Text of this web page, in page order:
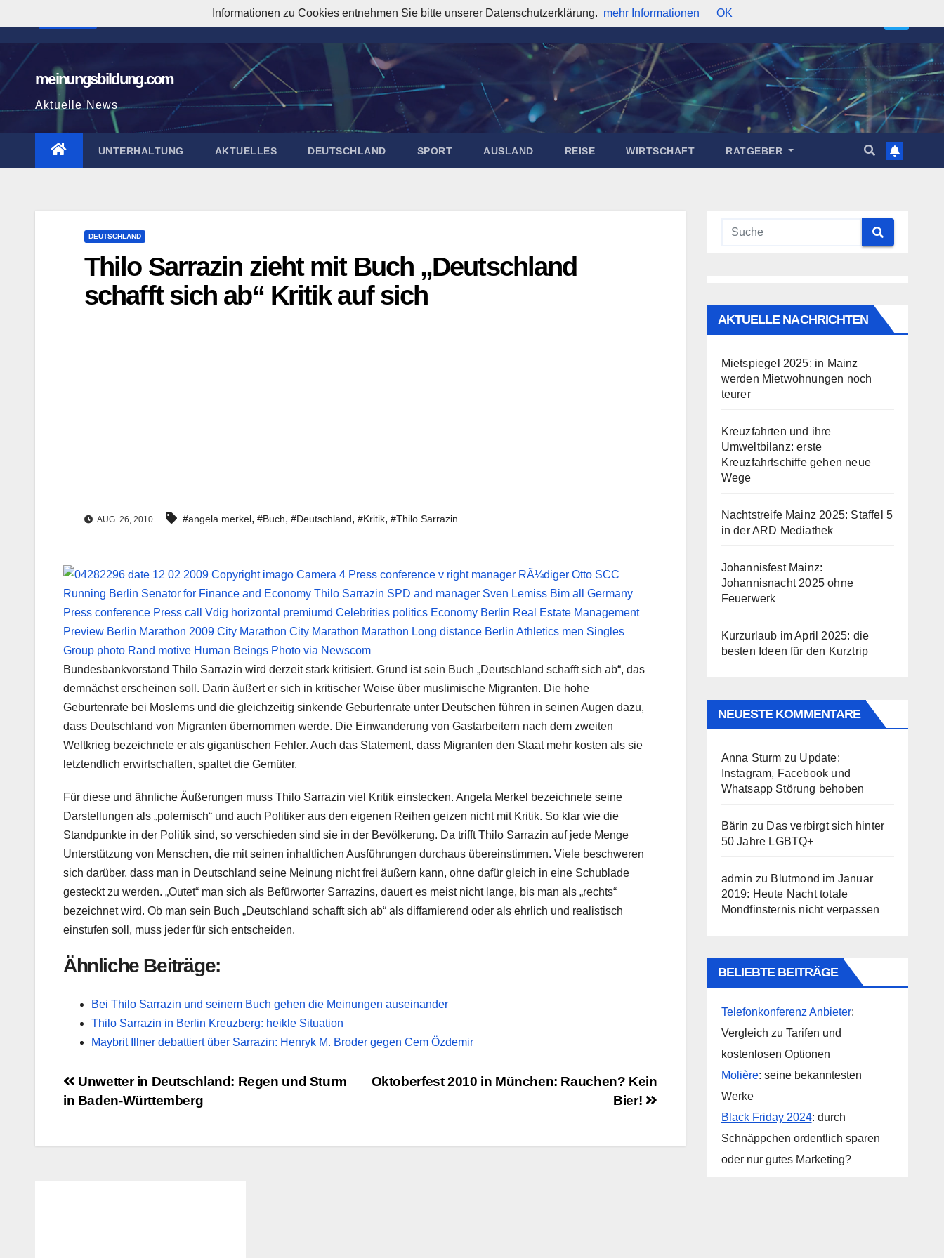
Inhalt
springen
meinungsbildung.com
Aktuelle News
UNTERHALTUNG AKTUELLES DEUTSCHLAND SPORT AUSLAND REISE WIRTSCHAFT RATGEBER
DEUTSCHLAND
Thilo Sarrazin zieht mit Buch „Deutschland
schafft sich ab“ Kritik auf sich
AUG. 26, 2010 #angela merkel, #Buch, #Deutschland, #Kritik, #Thilo Sarrazin
Bundesbankvorstand Thilo Sarrazin wird derzeit stark kritisiert. Grund ist sein Buch „Deutschland schafft sich ab“, das
demnächst erscheinen soll. Darin äußert er sich in kritischer Weise über muslimische Migranten. Die hohe
Geburtenrate bei Moslems und die gleichzeitig sinkende Geburtenrate unter Deutschen führen in seinen Augen dazu,
dass Deutschland von Migranten übernommen werde. Die Einwanderung von Gastarbeitern nach dem zweiten
Weltkrieg bezeichnete er als gigantischen Fehler. Auch das Statement, dass Migranten den Staat mehr kosten als sie
letztendlich erwirtschaften, spaltet die Gemüter.
Für diese und ähnliche Äußerungen muss Thilo Sarrazin viel Kritik einstecken. Angela Merkel bezeichnete seine
Darstellungen als „polemisch“ und auch Politiker aus den eigenen Reihen geizen nicht mit Kritik. So klar wie die
Standpunkte in der Politik sind, so verschieden sind sie in der Bevölkerung. Da trifft Thilo Sarrazin auf jede Menge
Unterstützung von Menschen, die mit seinen inhaltlichen Ausführungen durchaus übereinstimmen. Viele beschweren
sich darüber, dass man in Deutschland seine Meinung nicht frei äußern kann, ohne dafür gleich in eine Schublade
gesteckt zu werden. „Outet“ man sich als Befürworter Sarrazins, dauert es meist nicht lange, bis man als „rechts“
bezeichnet wird. Ob man sein Buch „Deutschland schafft sich ab“ als diffamierend oder als ehrlich und realistisch
einstufen soll, muss jeder für sich entscheiden.
Ähnliche Beiträge:
Bei Thilo Sarrazin und seinem Buch gehen die Meinungen auseinander
Thilo Sarrazin in Berlin Kreuzberg: heikle Situation
Maybrit Illner debattiert über Sarrazin: Henryk M. Broder gegen Cem Özdemir
Beitragsnavigation
Oktoberfest 2010 in München: Rauchen? Kein
Bier!
Unwetter in Deutschland: Regen und Sturm
in Baden-Württemberg
AKTUELLE NACHRICHTEN
Mietspiegel 2025: in Mainz
werden Mietwohnungen noch
teurer
Kreuzfahrten und ihre
Umweltbilanz: erste
Kreuzfahrtschiffe gehen neue
Wege
Nachtstreife Mainz 2025: Staffel 5
in der ARD Mediathek
Johannisfest Mainz:
Johannisnacht 2025 ohne
Feuerwerk
Kurzurlaub im April 2025: die
besten Ideen für den Kurztrip
NEUESTE KOMMENTARE
Anna Sturm zu Update:
Instagram, Facebook und
Whatsapp Störung behoben
Bärin zu Das verbirgt sich hinter
50 Jahre LGBTQ+
admin zu Blutmond im Januar
2019: Heute Nacht totale
Mondfinsternis nicht verpassen
BELIEBTE BEITRÄGE
Telefonkonferenz Anbieter:
Vergleich zu Tarifen und
kostenlosen Optionen
Molière: seine bekanntesten
Werke
Black Friday 2024: durch
Schnäppchen ordentlich sparen
oder nur gutes Marketing?
Informationen zu Cookies entnehmen Sie bitte unserer Datenschutzerklärung. mehr Informationen OK